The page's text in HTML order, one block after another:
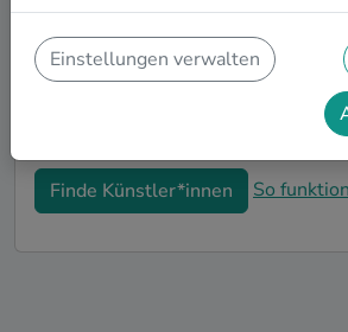
Deiner Einweihungsparty in Dublin
sicher sein, dass Deine Wohnung
erstrahlt. Auf SofaConcerts findest
und authentische Live-Acts, die
Einweihungsparty in Dublin passen.
Finde Künstler*innen So
Einstellungen verwalten